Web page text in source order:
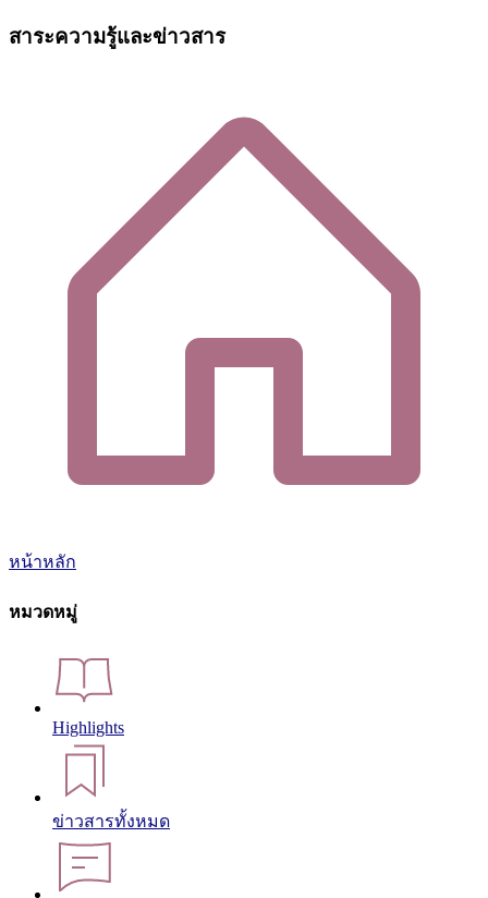
สาระความรู้และข่าวสาร
หน้าหลัก
หมวดหมู่
Highlights
ข่าวสารทั้งหมด